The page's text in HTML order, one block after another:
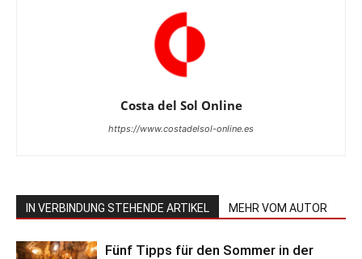
Costa del Sol Online
https://www.costadelsol-online.es
IN VERBINDUNG STEHENDE ARTIKEL MEHR VOM AUTOR
Fünf Tipps für den Sommer in der